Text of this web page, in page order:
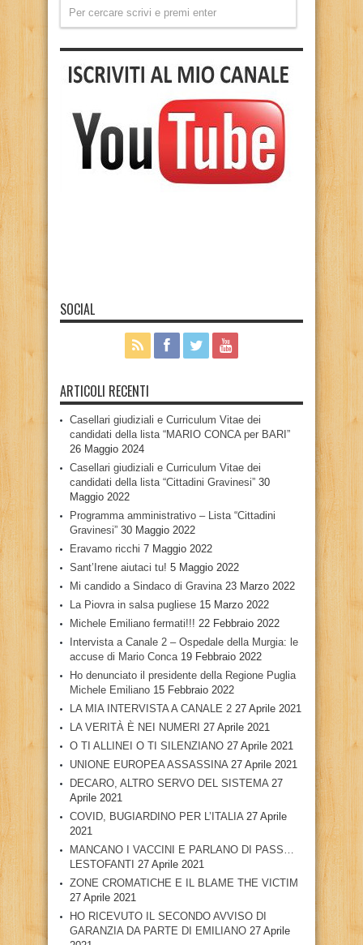
SOCIAL
ARTICOLI RECENTI
Casellari giudiziali e Curriculum Vitae dei
candidati della lista “MARIO CONCA per BARI”
26 Maggio 2024
Casellari giudiziali e Curriculum Vitae dei
candidati della lista “Cittadini Gravinesi” 30
Maggio 2022
Programma amministrativo – Lista “Cittadini
Gravinesi” 30 Maggio 2022
Eravamo ricchi 7 Maggio 2022
Sant’Irene aiutaci tu! 5 Maggio 2022
Mi candido a Sindaco di Gravina 23 Marzo 2022
La Piovra in salsa pugliese 15 Marzo 2022
Michele Emiliano fermati!!! 22 Febbraio 2022
Intervista a Canale 2 – Ospedale della Murgia: le
accuse di Mario Conca 19 Febbraio 2022
Ho denunciato il presidente della Regione Puglia
Michele Emiliano 15 Febbraio 2022
LA MIA INTERVISTA A CANALE 2 27 Aprile 2021
LA VERITÀ È NEI NUMERI 27 Aprile 2021
O TI ALLINEI O TI SILENZIANO 27 Aprile 2021
UNIONE EUROPEA ASSASSINA 27 Aprile 2021
DECARO, ALTRO SERVO DEL SISTEMA 27
Aprile 2021
COVID, BUGIARDINO PER L’ITALIA 27 Aprile
2021
MANCANO I VACCINI E PARLANO DI PASS…
LESTOFANTI 27 Aprile 2021
ZONE CROMATICHE E IL BLAME THE VICTIM
27 Aprile 2021
HO RICEVUTO IL SECONDO AVVISO DI
GARANZIA DA PARTE DI EMILIANO 27 Aprile